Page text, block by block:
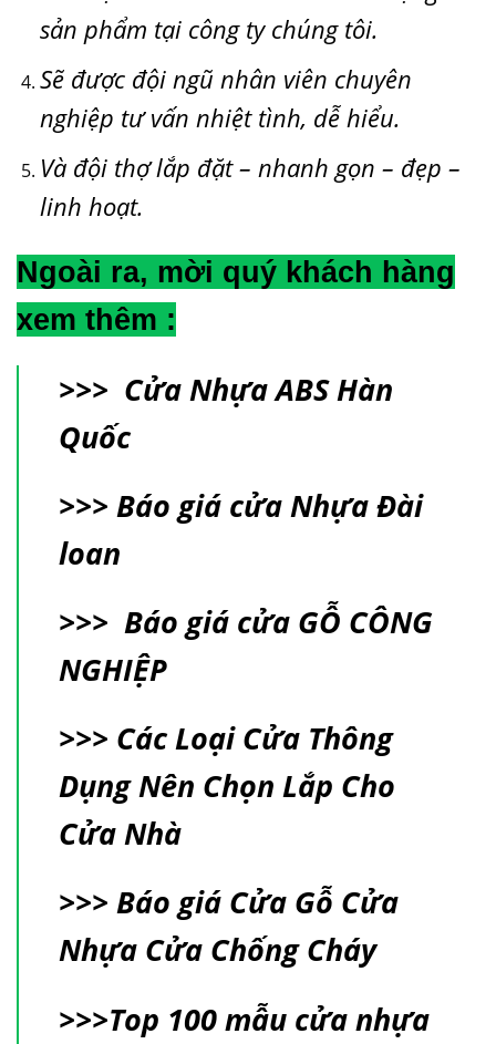
sản phẩm tại công ty chúng tôi.
Sẽ được đội ngũ nhân viên chuyên
nghiệp tư vấn nhiệt tình, dễ hiểu.
Và đội thợ lắp đặt – nhanh gọn – đẹp –
linh hoạt.
Ngoài ra, mời quý khách hàng
xem thêm :
>>> Cửa Nhựa ABS Hàn
Quốc
>>> Báo giá cửa Nhựa Đài
loan
>>> Báo giá cửa GỖ CÔNG
NGHIỆP
>>> Các Loại Cửa Thông
Dụng Nên Chọn Lắp Cho
Cửa Nhà
>>> Báo giá Cửa Gỗ Cửa
Nhựa Cửa Chống Cháy
>>>Top 100 mẫu cửa nhựa